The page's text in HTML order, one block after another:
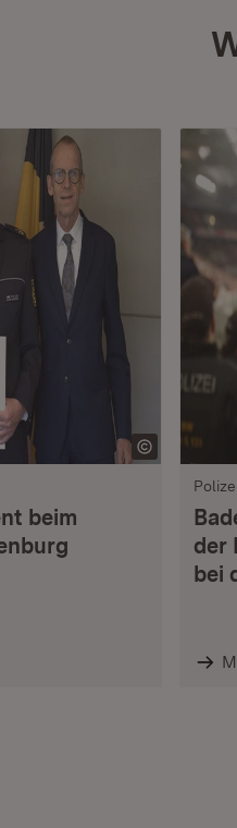
beim
Polizei
der
bei